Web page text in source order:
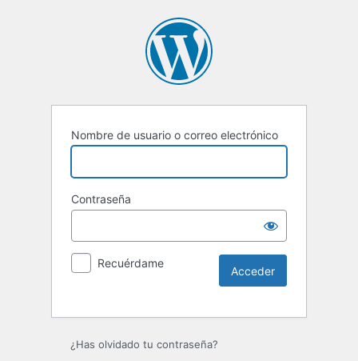
Nombre de usuario o correo electrónico
Contraseña
Recuérdame
¿Has olvidado tu contraseña?